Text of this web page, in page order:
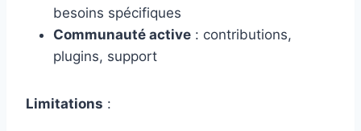
besoins spécifiques
Communauté active : contributions,
plugins, support
Limitations :